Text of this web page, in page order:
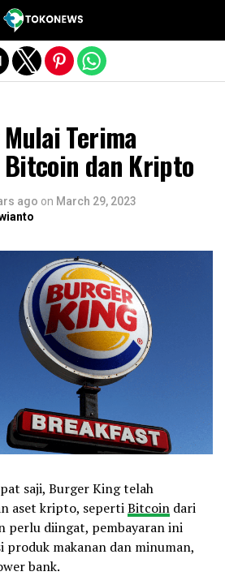
Terima
Bitcoin dan Kripto
ago on March 29, 2023
saji, Burger King telah
aset kripto, sepertiBitcoin dari
perlu diingat, pembayaran ini
produk makanan dan minuman,
bank.
mobile version